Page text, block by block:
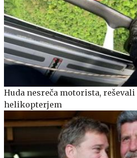
Huda nesreča motorista,
helikopterjem